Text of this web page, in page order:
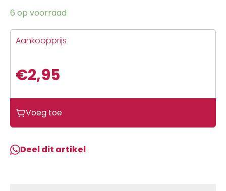
6 op voorraad
Aankoopprijs
€2,95
Voeg toe
Deel dit artikel